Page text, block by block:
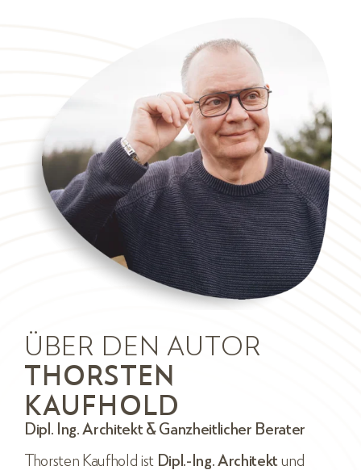
ÜBER DEN AUTOR
THORSTEN
KAUFHOLD
Dipl. Ing. Architekt & Ganzheitlicher Berater
Thorsten Kaufhold ist Dipl.-Ing. Architekt und